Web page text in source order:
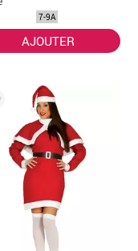
7-9A
AJOUTER